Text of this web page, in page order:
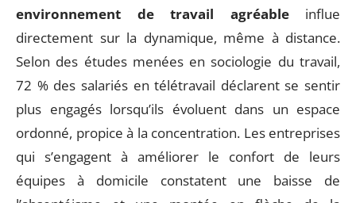
environnement de travail agréableinflue
directement sur la dynamique, même à distance.
Selon des études menées en sociologie du travail,
72 % des salariés en télétravail déclarent se sentir
plus engagés lorsqu’ils évoluent dans un espace
ordonné, propice à la concentration. Les entreprises
qui s’engagent à améliorer le confort de leurs
équipes à domicile constatent une baisse de